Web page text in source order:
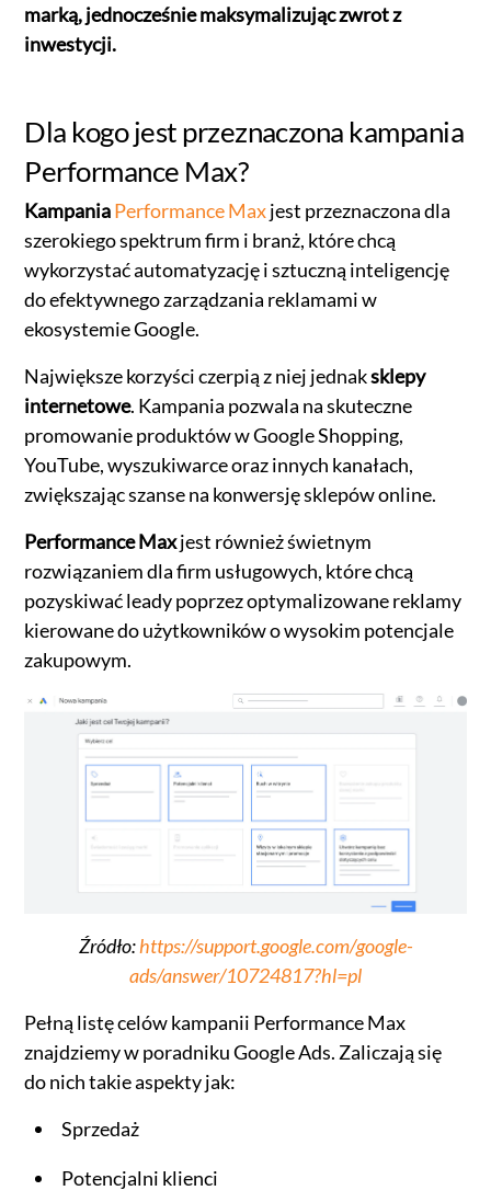
marką, jednocześnie maksymalizując zwrot z
inwestycji.
Dla kogo jest przeznaczona kampania
Performance Max?
KampaniaPerformance Maxjest przeznaczona dla
szerokiego spektrum firm i branż, które chcą
wykorzystać automatyzację i sztuczną inteligencję
do efektywnego zarządzania reklamami w
ekosystemie Google.
Największe korzyści czerpią z niej jednaksklepy
internetowe. Kampania pozwala na skuteczne
promowanie produktów w Google Shopping,
YouTube, wyszukiwarce oraz innych kanałach,
zwiększając szanse na konwersję sklepów online.
Performance Maxjest również świetnym
rozwiązaniem dla firm usługowych, które chcą
pozyskiwać leady poprzez optymalizowane reklamy
kierowane do użytkowników o wysokim potencjale
zakupowym.
Źródło:https://support.google.com/google-
ads/answer/10724817?hl=pl
Pełną listę celów kampanii Performance Max
znajdziemy w poradniku Google Ads. Zaliczają się
do nich takie aspekty jak:
Sprzedaż
Potencjalni klienci